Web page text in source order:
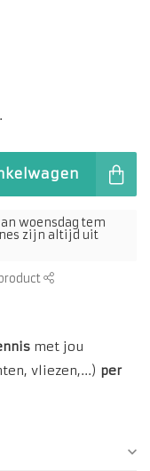
.
woensdag tem
zijn altijd uit
met jou
vliezen,...) per